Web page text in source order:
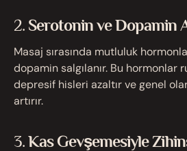
2. Serotonin ve Dopamin
Masaj sırasında mutluluk
dopamin salgılanır. Bu hormonlar
depresif hisleri azaltır ve genel
artırır.
3.Kas Gevşemesiyle